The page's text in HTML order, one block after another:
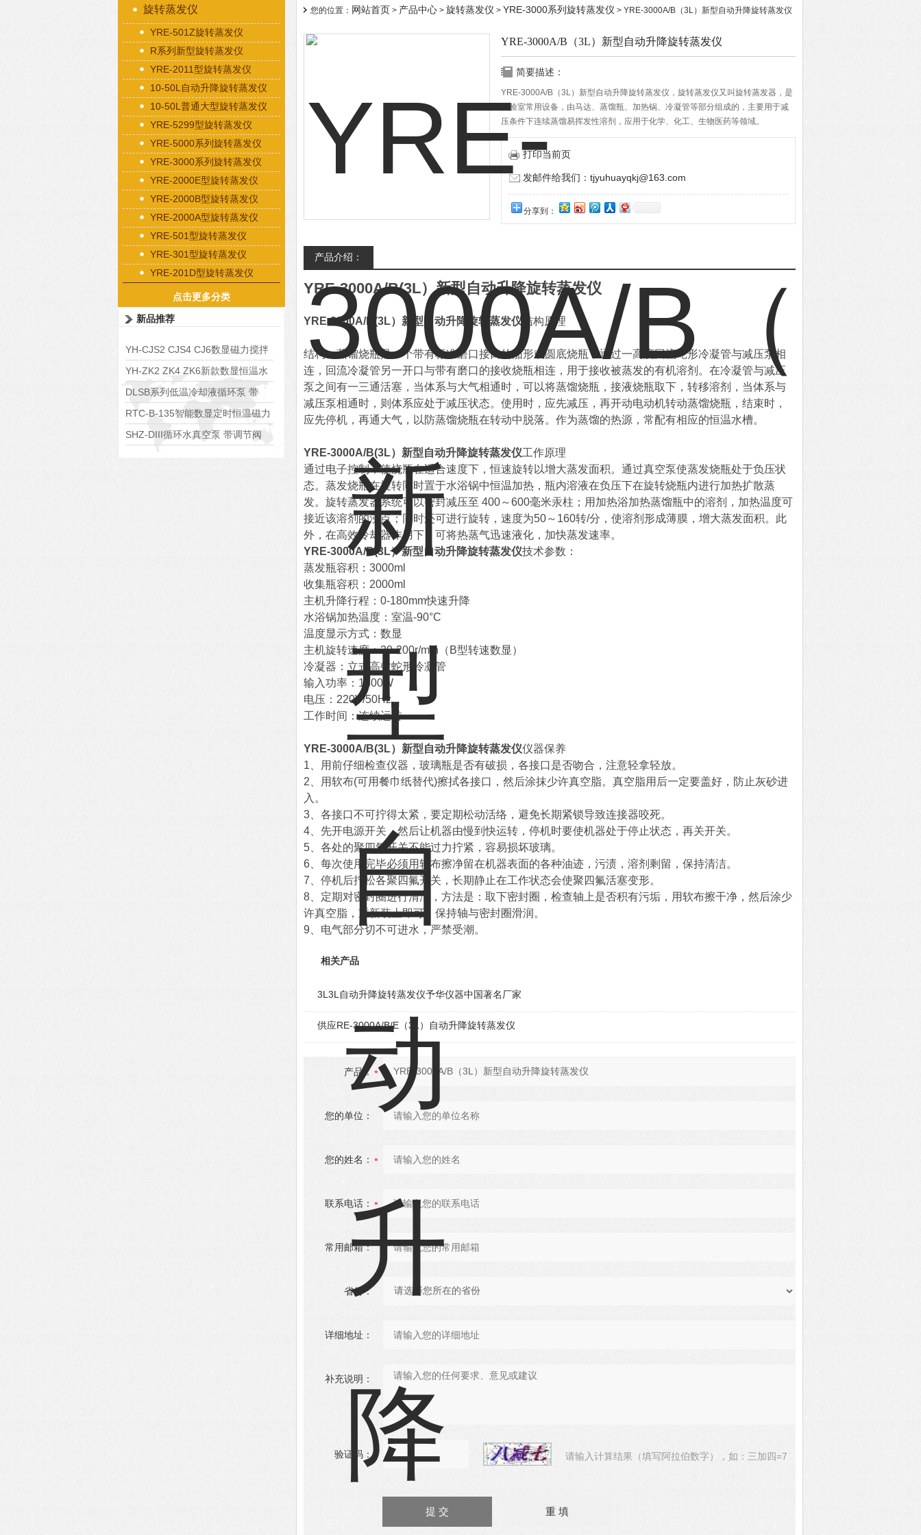
旋转蒸发仪
YRE-501Z旋转蒸发仪
R系列新型旋转蒸发仪
YRE-2011型旋转蒸发仪
10-50L自动升降旋转蒸发仪
10-50L普通大型旋转蒸发仪
YRE-5299型旋转蒸发仪
YRE-5000系列旋转蒸发仪
YRE-3000系列旋转蒸发仪
YRE-2000E型旋转蒸发仪
YRE-2000B型旋转蒸发仪
YRE-2000A型旋转蒸发仪
YRE-501型旋转蒸发仪
YRE-301型旋转蒸发仪
YRE-201D型旋转蒸发仪
点击更多分类
新品推荐
YH-CJS2 CJS4 CJ6数显磁力搅拌
水浴锅
YH-ZK2 ZK4 ZK6新款数显恒温水
浴锅
DLSB系列低温冷却液循环泵 带
S485通讯端口
RTC-B-135智能数显定时恒温磁力
搅拌器
SHZ-DIII循环水真空泵 带调节阀
您的位置： 网站首页 > 产品中心 > 旋转蒸发仪 > YRE-3000系列旋转蒸发仪 > YRE-3000A/B（3L）新型自动升降旋转蒸发仪
YRE-3000A/B（3L）新型自动升降旋转蒸发仪
简要描述：
YRE-3000A/B（3L）新型自动升降旋转蒸发仪，旋转蒸发仪又叫旋转蒸发器，是
实验室常用设备，由马达、蒸馏瓶、加热锅、冷凝管等部分组成的，主要用于减
压条件下连续蒸馏易挥发性溶剂，应用于化学、化工、生物医药等领域。
打印当前页
发邮件给我们：tjyuhuayqkj@163.com
分享到：
产品介绍：
YRE-3000A/B(3L）新型自动升降旋转蒸发仪
YRE-3000A/B(3L）新型自动升降旋转蒸发仪 结构原理
结构：蒸馏烧瓶是一个带有标准磨口接口的茄形或圆底烧瓶，通过一高度回流蛇形冷凝管与减压泵相
连，回流冷凝管另一开口与带有磨口的接收烧瓶相连，用于接收被蒸发的有机溶剂。在冷凝管与减压
泵之间有一三通活塞，当体系与大气相通时，可以将蒸馏烧瓶，接液烧瓶取下，转移溶剂，当体系与
减压泵相通时，则体系应处于减压状态。使用时，应先减压，再开动电动机转动蒸馏烧瓶，结束时，
应先停机，再通大气，以防蒸馏烧瓶在转动中脱落。作为蒸馏的热源，常配有相应的恒温水槽。
YRE-3000A/B(3L）新型自动升降旋转蒸发仪工作原理
通过电子控制，使烧瓶在适合速度下，恒速旋转以增大蒸发面积。通过真空泵使蒸发烧瓶处于负压状
态。蒸发烧瓶在旋转同时置于水浴锅中恒温加热，瓶内溶液在负压下在旋转烧瓶内进行加热扩散蒸
发。旋转蒸发器系统可以密封减压至 400～600毫米汞柱；用加热浴加热蒸馏瓶中的溶剂，加热温度可
接近该溶剂的沸点；同时还可进行旋转，速度为50～160转/分，使溶剂形成薄膜，增大蒸发面积。此
外，在高效冷却器作用下，可将热蒸气迅速液化，加快蒸发速率。
YRE-3000A/B(3L）新型自动升降旋转蒸发仪技术参数：
蒸发瓶容积：3000ml
收集瓶容积：2000ml
主机升降行程：0-180mm快速升降
水浴锅加热温度：室温-90°C
温度显示方式：数显
主机旋转速度：20-200r/min（B型转速数显）
冷凝器：立式高效蛇形冷凝管
输入功率：1800W
电压：220V/50Hz
工作时间：连续运转
YRE-3000A/B(3L）新型自动升降旋转蒸发仪仪器保养
1、用前仔细检查仪器，玻璃瓶是否有破损，各接口是否吻合，注意轻拿轻放。
2、用软布(可用餐巾纸替代)擦拭各接口，然后涂抹少许真空脂。真空脂用后一定要盖好，防止灰砂进
入。
3、各接口不可拧得太紧，要定期松动活络，避免长期紧锁导致连接器咬死。
4、先开电源开关，然后让机器由慢到快运转，停机时要使机器处于停止状态，再关开关。
5、各处的聚四氟开关不能过力拧紧，容易损坏玻璃。
6、每次使用完毕必须用软布擦净留在机器表面的各种油迹，污渍，溶剂剩留，保持清洁。
7、停机后拧松各聚四氟开关，长期静止在工作状态会使聚四氟活塞变形。
8、定期对密封圈进行清洁，方法是：取下密封圈，检查轴上是否积有污垢，用软布擦干净，然后涂少
许真空脂，重新装上即可，保持轴与密封圈滑润。
9、电气部分切不可进水，严禁受潮。
相关产品
3L3L自动升降旋转蒸发仪予华仪器中国著名厂家
供应RE-3000A/B/E（3L）自动升降旋转蒸发仪
产品：
您的单位：
您的姓名：
联系电话：
常用邮箱：
省份：
详细地址：
补充说明：
验证码： 请输入计算结果（填写阿拉伯数字），如：三加四=7